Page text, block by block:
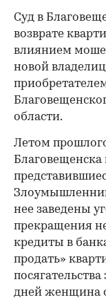
Суд в
возврате
влиянием
новой
области.
Летом
нее заведены
прекращения
кредиты в
продать»
дней женщина